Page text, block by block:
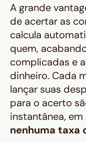
A grande
de acertar as
calcula
quem,
complicadas e
dinheiro. Cada
lançar suas
para o acerto
instantânea,
nenhuma taxa